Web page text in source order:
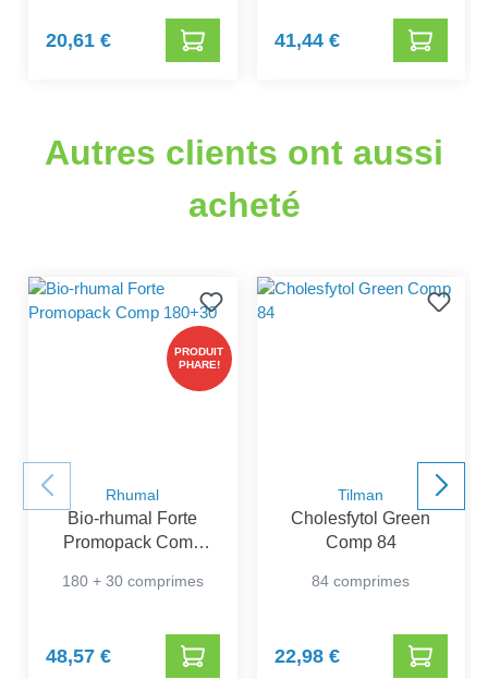
20,61 € 41,44 €
Autres clients ont aussi
acheté
PRODUIT
PHARE!
Rhumal
Bio-rhumal Forte
Promopack Comp
180 + 30 comprimes
48,57 €
Tilman
Cholesfytol Green
Comp 84
84 comprimes
22,98 €